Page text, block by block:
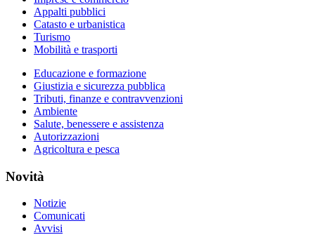
Appalti pubblici
Catasto e urbanistica
Turismo
Mobilità e trasporti
Educazione e formazione
Giustizia e sicurezza pubblica
Tributi, finanze e contravvenzioni
Ambiente
Salute, benessere e assistenza
Autorizzazioni
Agricoltura e pesca
Novità
Notizie
Comunicati
Avvisi